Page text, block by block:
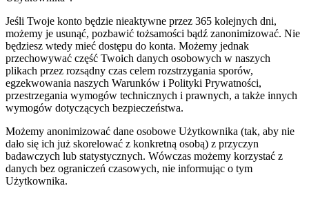
Jeśli Twoje konto będzie nieaktywne przez 365 kolejnych dni,
możemy je usunąć, pozbawić tożsamości bądź zanonimizować. Nie
będziesz wtedy mieć dostępu do konta. Możemy jednak
przechowywać część Twoich danych osobowych w naszych
plikach przez rozsądny czas celem rozstrzygania sporów,
egzekwowania naszych Warunków i Polityki Prywatności,
przestrzegania wymogów technicznych i prawnych, a także innych
wymogów dotyczących bezpieczeństwa.
Możemy anonimizować dane osobowe Użytkownika (tak, aby nie
dało się ich już skorelować z konkretną osobą) z przyczyn
badawczych lub statystycznych. Wówczas możemy korzystać z
danych bez ograniczeń czasowych, nie informując o tym
Użytkownika.